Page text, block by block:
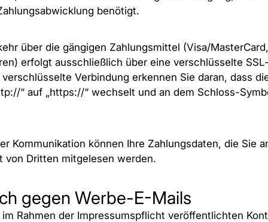
benötigt.
über die gängigen Zahlungsmittel (Visa/MasterCard,
erfolgt ausschließlich über eine verschlüsselte
Verbindung erkennen Sie daran, dass
“ auf „https://“ wechselt und an dem Schloss-
Kommunikation können Ihre Zahlungsdaten, die Sie
von Dritten mitgelesen werden.
gegen Werbe-E-Mails
Rahmen der Impressumspflicht veröffentlichten